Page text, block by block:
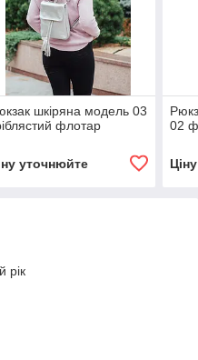
шкіряна модель 03
флотар
уточнюйте
02
рік